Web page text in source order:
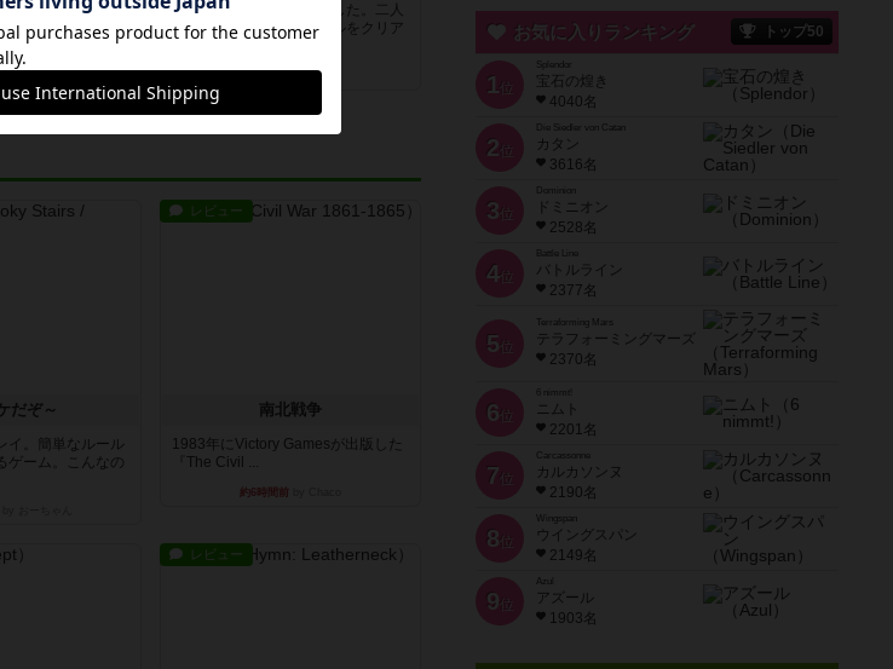
かったので、購入
ルドが毎回変わる
妻と最後までクリアしました。二人
だけの協力ゲーム、レベルをクリア
の投稿
だぞ～
イ。簡単なルール
ゲーム。こんなの
レビュー
南北戦争
1983年にVictory Gamesが出版した
『The Civil ...
約6時間前
レビュー
お気に入りランキング トップ50
1 位
宝石の煌き
4040名
2 位
Die Siedler von Catan
カタン
3616名
3 位
ドミニオン
2528名
4位
Battle Line
バトルライン
2377名
5 位
Terraforming Mars
テラフォーミングマーズ
2370名
6 位
ニムト
2201名
7 位
Carcassonne
カルカソンヌ
2190名
8 位
Wingspan
ウイングスパン
2149名
9 位
Azul
アズール
1903名